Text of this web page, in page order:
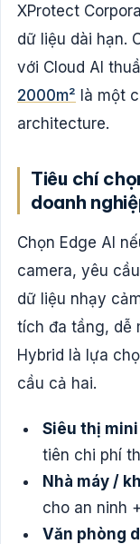
XProtect
dữ liệu dài hạn.
với Cloud AI
2000m² là một
architecture.
Tiêu chí
doanh
Chọn Edge AI
camera, yêu
dữ liệu nhạy
tích đa tầng, dễ
Hybrid là lựa
cầu cả hai.
Siêu thị
tiên chi phí
Nhà máy /
cho an ninh
Văn phòng